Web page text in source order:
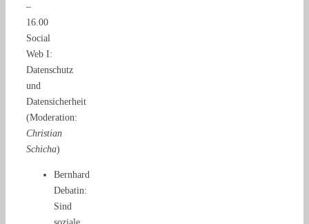
–
16.00
Social
Web I:
Datenschutz
und
Datensicherheit
(Moderation:
Christian
Schicha)
Bernhard
Debatin:
Sind